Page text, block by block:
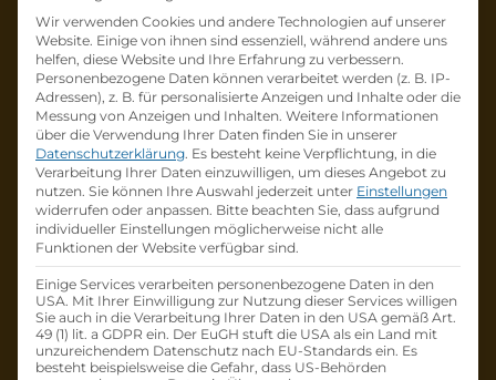
besetzt!
Die LehrstelleLehre zum:zur
Einzelhandelskaufmann:Einzelhandelskauffr
au Schwerpunkt LebensmittelbeiBILLA AG
ist schonbesetzt.
Firmenprofil besuchen
Andere Lehrstelle suchen
Wir verwenden Cookies und andere Technologien auf unserer
Website. Einige von ihnen sind essenziell, während andere uns
helfen, diese Website und Ihre Erfahrung zu verbessern.
Personenbezogene Daten können verarbeitet werden (z. B. IP-
Adressen), z. B. für personalisierte Anzeigen und Inhalte oder die
Messung von Anzeigen und Inhalten. Weitere Informationen
über die Verwendung Ihrer Daten finden Sie in unserer
Datenschutzerklärung. Es besteht keine Verpflichtung, in die
Verarbeitung Ihrer Daten einzuwilligen, um dieses Angebot zu
nutzen. Sie können Ihre Auswahl jederzeit unter Einstellungen
widerrufen oder anpassen. Bitte beachten Sie, dass aufgrund
individueller Einstellungen möglicherweise nicht alle
Funktionen der Website verfügbar sind.
Einige Services verarbeiten personenbezogene Daten in den
USA. Mit Ihrer Einwilligung zur Nutzung dieser Services willigen
Sie auch in die Verarbeitung Ihrer Daten in den USA gemäß Art.
49 (1) lit. a GDPR ein. Der EuGH stuft die USA als ein Land mit
unzureichendem Datenschutz nach EU-Standards ein. Es
besteht beispielsweise die Gefahr, dass US-Behörden